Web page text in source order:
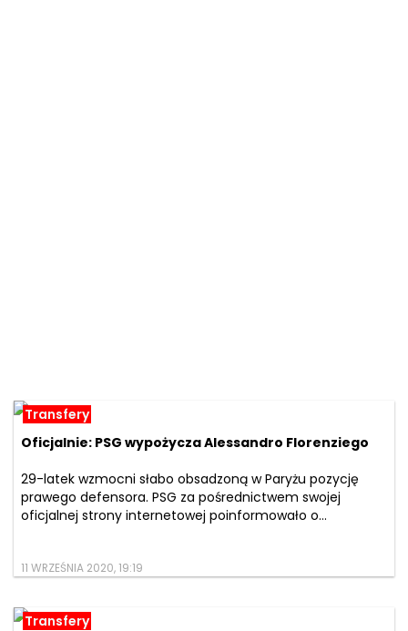
Transfery
Oficjalnie: PSG wypożycza Alessandro Florenziego
29-latek wzmocni słabo obsadzoną w Paryżu pozycję
prawego defensora. PSG za pośrednictwem swojej
oficjalnej strony internetowej poinformowało o...
11 WRZEŚNIA 2020, 19:19
Transfery